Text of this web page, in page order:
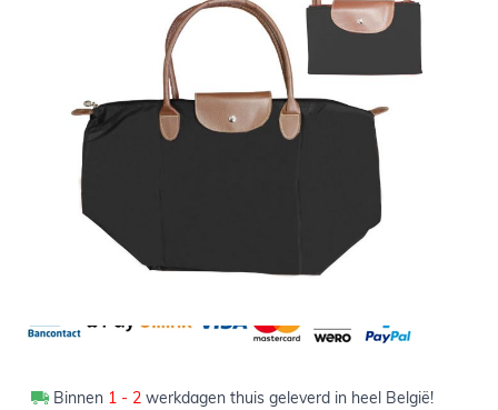
Art. nr. 1602-107ZWART
Informeer mij wanneer dit product op voorraad is
Niet op voorraad
5,99 Verpakt per 1 stuk
Binnen 1 - 2 werkdagen thuis geleverd in heel België!